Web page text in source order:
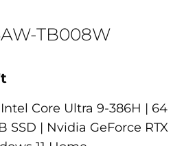
TB008W
Intel Core Ultra 9-386H | 64
SSD | Nvidia GeForce RTX